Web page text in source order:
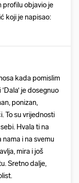
profilu objavio je
koji je napisao:
kada pomislim
je dosegnuo
ponizan,
To su vrijednosti
Hvala ti na
i na svemu
mira i još
Sretno dalje,